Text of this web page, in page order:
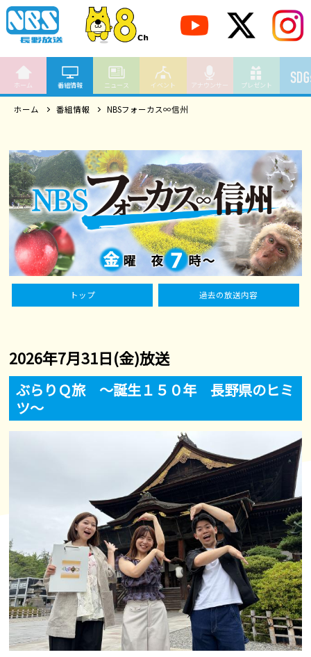
ホーム 番組情報 ニュース イベント アナウンサー プレゼント
ホーム 番組情報 NBSフォーカス∞信州
トップ 過去の放送内容
2026年7月31日(金)放送
ぶらりＱ旅 ～誕生１５０年 長野県のヒミ
ツ～